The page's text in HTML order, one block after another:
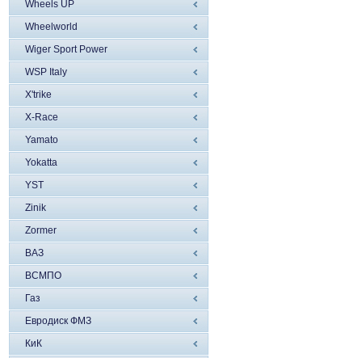
Wheels UP
Wheelworld
Wiger Sport Power
WSP Italy
X'trike
X-Race
Yamato
Yokatta
YST
Zinik
Zormer
ВАЗ
ВСМПО
Газ
Евродиск ФМЗ
КиК